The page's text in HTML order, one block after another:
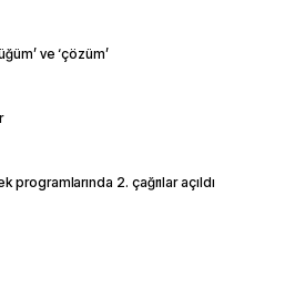
ve ‘çözüm’
Sanayi ve KOBİ Ar-Ge destek programlarında 2. çağrılar açıldı